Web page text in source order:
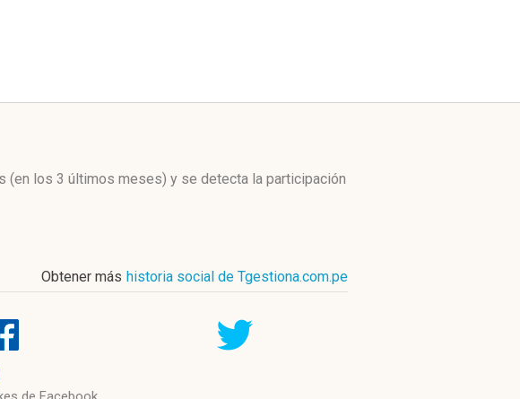
(en los 3 últimos meses) y se detecta la participación
Obtener más historia social de Tgestiona.com.pe